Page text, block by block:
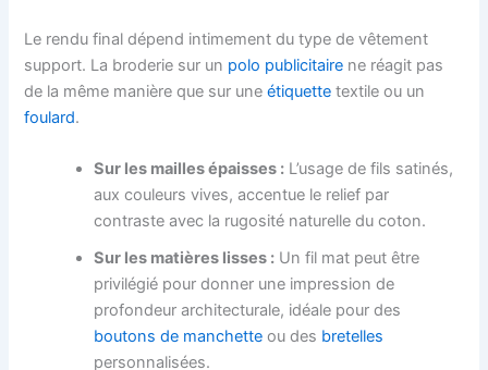
Le rendu final dépend intimement du type de vêtement
support. La broderie sur un polo publicitaire ne réagit pas
de la même manière que sur uneétiquette textile ou un
foulard.
Sur les mailles épaisses : L’usage de fils satinés,
aux couleurs vives, accentue le relief par
contraste avec la rugosité naturelle du coton.
Sur les matières lisses : Un fil mat peut être
privilégié pour donner une impression de
profondeur architecturale, idéale pour des
boutons de manchette ou des bretelles
personnalisées.